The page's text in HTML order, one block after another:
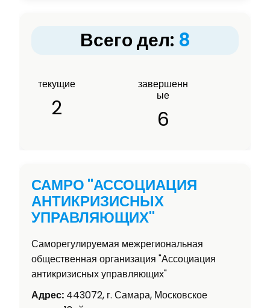
Всего дел: 8
текущие
2
завершенн
ые
6
САМРО "АССОЦИАЦИЯ
АНТИКРИЗИСНЫХ
УПРАВЛЯЮЩИХ"
Саморегулируемая межрегиональная
общественная организация "Ассоциация
антикризисных управляющих"
Адрес: 443072, г. Самара, Московское